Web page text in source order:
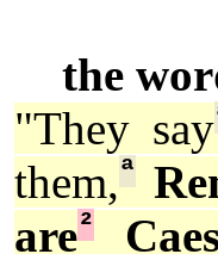
the
"They say
them,ª
are²